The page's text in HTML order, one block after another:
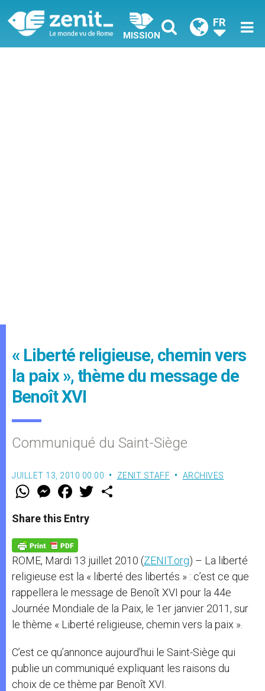
MISSION
FR
« Liberté religieuse, chemin vers
la paix », thème du message de
Benoît XVI
Communiqué du Saint-Siège
JUILLET 13, 2010 00:00 ZENIT STAFF ARCHIVES
W
t
s
p
p
M
e
s
e
g
e
r
F
a
e
b
o
k
w
Share this Entry
ROME, Mardi 13 juillet 2010 (ZENIT.org) – La liberté
religieuse est la « liberté des libertés » : c’est ce que
rappellera le message de Benoît XVI pour la 44e
Journée Mondiale de la Paix, le 1er janvier 2011, sur
le thème « Liberté religieuse, chemin vers la paix ».
C’est ce qu’annonce aujourd’hui le Saint-Siège qui
publie un communiqué expliquant les raisons du
choix de ce thème par Benoît XVI.